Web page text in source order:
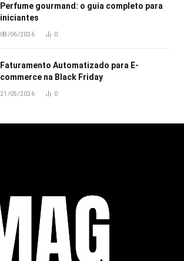
Perfume gourmand: o guia completo para
iniciantes
08/06/2026 0
Faturamento Automatizado para E-
commerce na Black Friday
21/05/2026 0